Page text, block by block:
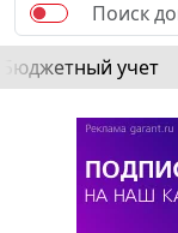
Бюджетный учет